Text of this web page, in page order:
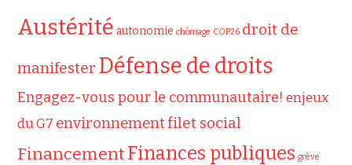
Austérité autonomie chômage COP26 droit de
manifester Défense de droits
Engagez-vous pour le communautaire! enjeux
du G7 environnementfilet social
FinancementFinances publiques grève